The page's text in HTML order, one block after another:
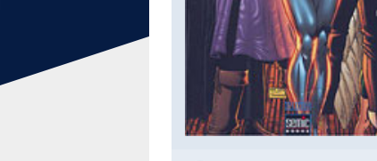
SECOND KNIGHT...
DAN JURGENS ET MIKE
PERKINS - BAT-MAN SECOND
KNIGHT... BATMAN VERSION
PULPS